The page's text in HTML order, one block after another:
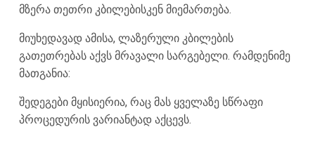
მზერა თეთრი კბილებისკენ მიემართება.
მიუხედავად ამისა, ლაზერული კბილების
გათეთრებას აქვს მრავალი სარგებელი. რამდენიმე
მათგანია:
შედეგები მყისიერია, რაც მას ყველაზე სწრაფი
პროცედურის ვარიანტად აქცევს.